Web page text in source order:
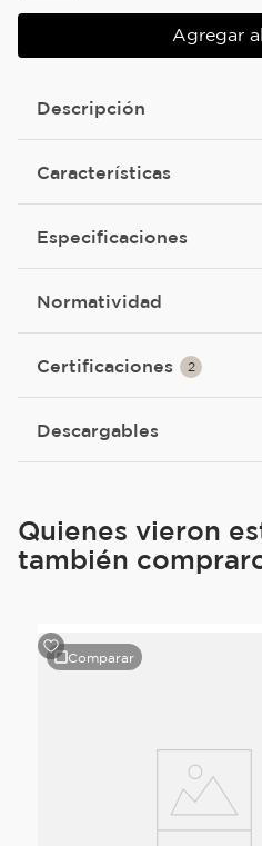
Agregar
Descripción
Características
Especificaciones
Normatividad
Certificaciones 2
Descargables
Quienes vieron
también
Comparar